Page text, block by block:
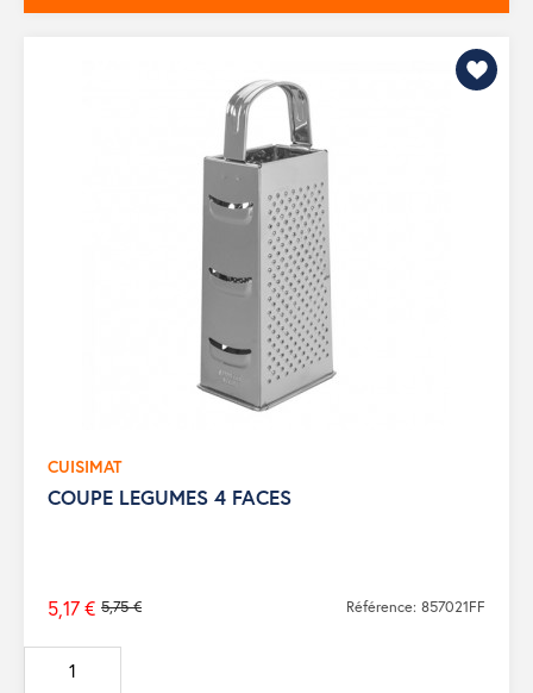
CUISIMAT
COUPE LEGUMES 4 FACES
Prix
de
base
5,75 €
5,17 € Référence: 857021FF